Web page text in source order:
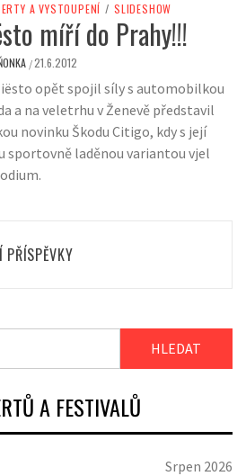
A VYSTOUPENÍ / SLIDESHOW
míří do Prahy!!!
/21.6.2012
opět spojil síly s automobilkou
a na veletrhu v Ženevě představil
novinku Škodu Citigo, kdy s její
sportovně laděnou variantou vjel
PŘÍSPĚVKY
A FESTIVALŮ
Srpen 2026